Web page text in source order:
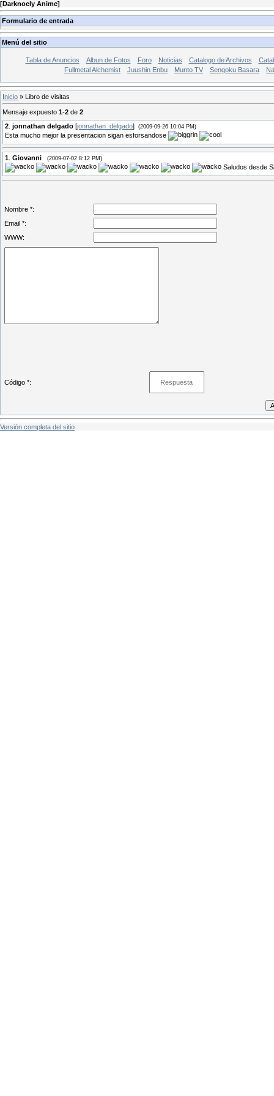
[Darknoely Anime]
Formulario de entrada
Menú del sitio
Tabla de Anuncios Albun de Fotos Foro Noticias Catalogo de Archivos
Fullmetal Alchemist
Juushin Enbu Munto TV Sengoku Basara
Inicio » Libro de visitas
Mensaje expuesto 1-2 de 2
2 jonnathan delgado [jonnathan_delgado] (2009-09-26 10:04 PM)
Esta mucho mejor la presentacion sigan esforsandose
1 Giovanni (2009-07-02 8:12 PM)
Saludos desde
Nombre *:
Email *:
WWW:
Código *:
Versión completa del sitio